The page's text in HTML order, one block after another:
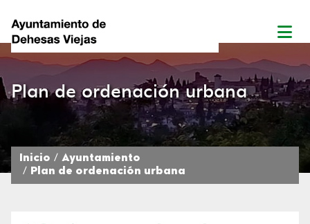
Plan de ordenación urbana
Inicio
Ayuntamiento
Plan de ordenación urbana